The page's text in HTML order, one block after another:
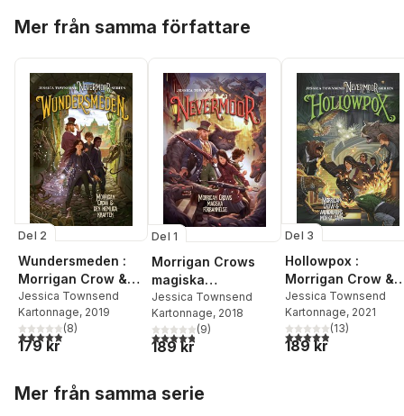
Mer från samma författare
Del 2
Wundersmeden :
Morrigan Crow &
den hemliga
kraften
Jessica Townsend
Kartonnage, 2019
4,9utav 5 stjärnor. Totalt antal röster:
(8)
179 kr
Del 1
Morrigan Crows
magiska
förbannelse
Jessica Townsend
Kartonnage, 2018
4,8utav 5 stjärnor. Totalt antal röster:
(9)
189 kr
Del 3
Hollowpox :
Morrigan Crow &
wundjurens mörka
gåta
Jessica Townsend
Kartonnage, 2021
4,9utav 5 stjärnor.
(13)
189 kr
Mer från samma serie